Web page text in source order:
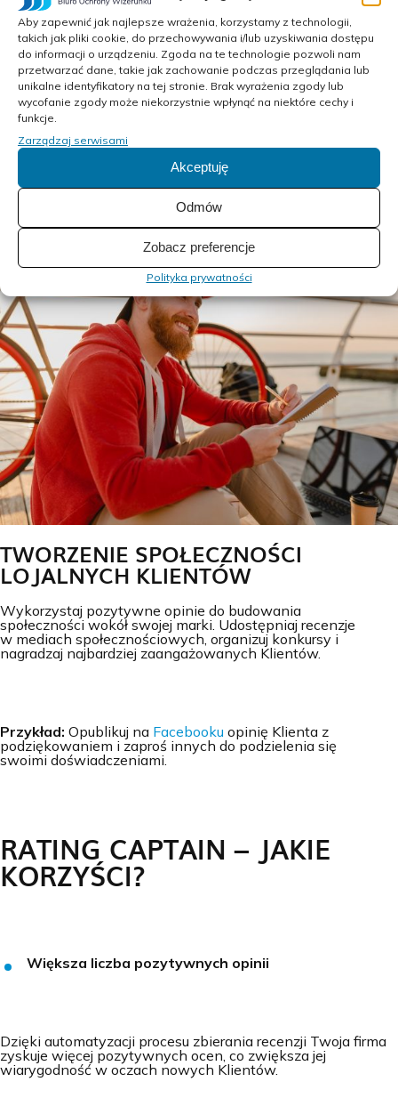
Aby zapewnić jak najlepsze wrażenia, korzystamy z technologii,
takich jak pliki cookie, do przechowywania i/lub uzyskiwania dostępu
do informacji o urządzeniu. Zgoda na te technologie pozwoli nam
przetwarzać dane, takie jak zachowanie podczas przeglądania lub
unikalne identyfikatory na tej stronie. Brak wyrażenia zgody lub
wycofanie zgody może niekorzystnie wpłynąć na niektóre cechy i
funkcje.
Zarządzaj serwisami
Akceptuję
Odmów
Zobacz preferencje
Polityka prywatności
Rating Captain dostarcza szczegółowych raportów na temat
opinii Klientów. Wykorzystaj te dane, aby lepiej zrozumieć
potrzeby swojej grupy docelowej i dostosować ofertę do ich
oczekiwań.
Przykład:Jeśli Klienci często chwalą szybką dostawę,
podkreśl ten atut w kampaniach marketingowych.
TWORZENIE SPOŁECZNOŚCI
LOJALNYCH KLIENTÓW
Wykorzystaj pozytywne opinie do budowania
społeczności wokół swojej marki. Udostępniaj recenzje
w mediach społecznościowych, organizuj konkursy i
nagradzaj najbardziej zaangażowanych Klientów.
Przykład: Opublikuj na Facebooku opinię Klienta z
podziękowaniem i zaproś innych do podzielenia się
swoimi doświadczeniami.
RATING CAPTAIN – JAKIE
KORZYŚCI?
Większa liczba pozytywnych opinii
Dzięki automatyzacji procesu zbierania recenzji Twoja firma
zyskuje więcej pozytywnych ocen, co zwiększa jej
wiarygodność w oczach nowych Klientów.